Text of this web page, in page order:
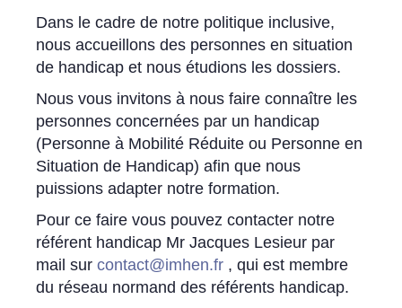
Dans le cadre de notre politique inclusive,
nous accueillons des personnes en situation
de handicap et nous étudions les dossiers.
Nous vous invitons à nous faire connaître les
personnes concernées par un handicap
(Personne à Mobilité Réduite ou Personne en
Situation de Handicap) afin que nous
puissions adapter notre formation.
Pour ce faire vous pouvez contacter notre
référent handicap Mr Jacques Lesieur par
mail sur contact@imhen.fr , qui est membre
du réseau normand des référents handicap.